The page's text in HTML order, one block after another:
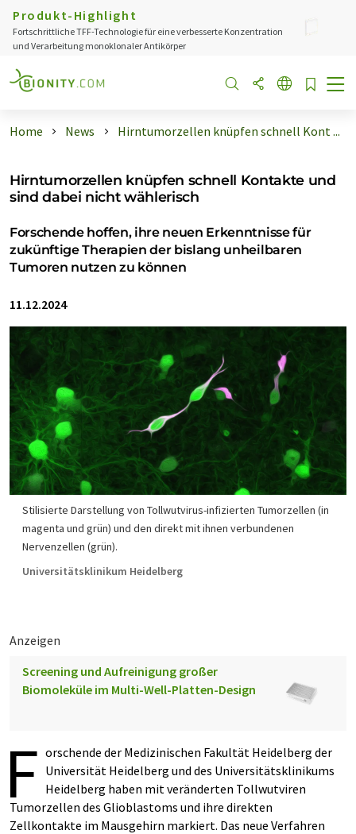
Produkt-Highlight
Fortschrittliche TFF-Technologie für eine verbesserte Konzentration
und Verarbeitung monoklonaler Antikörper
Home News Hirntumorzellen knüpfen schnell Kont ...
Hirntumorzellen knüpfen schnell Kontakte und
sind dabei nicht wählerisch
Forschende hoffen, ihre neuen Erkenntnisse für
zukünftige Therapien der bislang unheilbaren
Tumoren nutzen zu können
11.12.2024
Stilisierte Darstellung von Tollwutvirus-infizierten Tumorzellen (in
magenta und grün) und den direkt mit ihnen verbundenen
Nervenzellen (grün).
Universitätsklinikum Heidelberg
Anzeigen
Screening und Aufreinigung großer
Biomoleküle im Multi-Well-Platten-Design
F orschende der Medizinischen Fakultät Heidelberg der
Universität Heidelberg und des Universitätsklinikums
Heidelberg haben mit veränderten Tollwutviren
Tumorzellen des Glioblastoms und ihre direkten
Zellkontakte im Mausgehirn markiert. Das neue Verfahren